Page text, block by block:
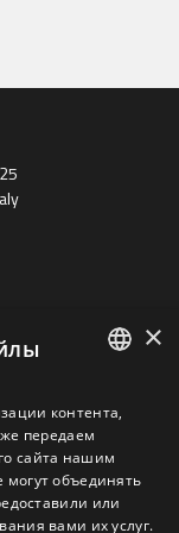
SPANISH
FRENCH
GERMAN
×
контента,
передаем
сайта нашим
могут объединять
или
вами их услуг.